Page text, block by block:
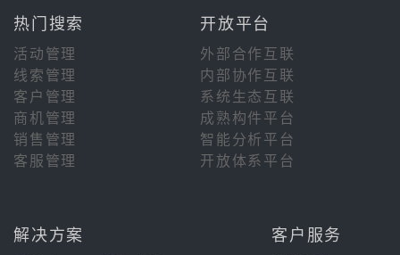
热门搜索 开放平台
活动管理
外部合作互联
线索管理
内部协作互联
客户管理
系统生态互联
商机管理
成熟构件平台
销售管理
智能分析平台
客服管理
开放体系平台
解决方案 客户服务